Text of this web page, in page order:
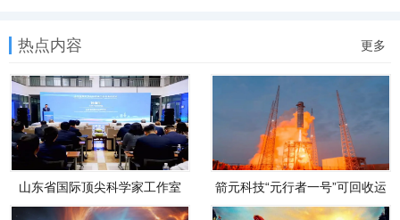
热点内容 更多
山东省国际顶尖科学家工作室
（山东省科学院激光研究所克
箭元科技“元行者一号”可回收运
载火箭预计2026年底首飞